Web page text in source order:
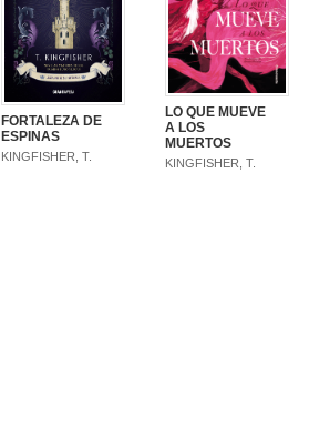
FORTALEZA DE
ESPINAS
KINGFISHER, T.
LO QUE MUEVE
A LOS
MUERTOS
KINGFISHER, T.